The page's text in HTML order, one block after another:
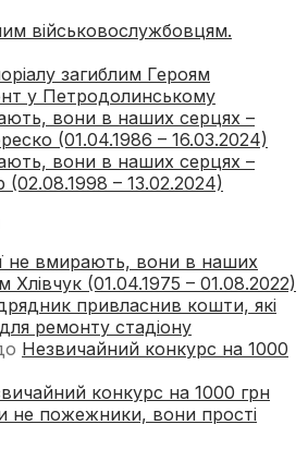
військовослужбовцям.
загиблим Героям
у Петродолинському
вони в наших серцях –
(01.04.1986 – 16.03.2024)
вони в наших серцях –
– 13.02.2024)
не вмирають, вони в наших
Хлівчук (01.04.1975 – 01.08.2022)
привласнив кошти, які
ремонту стадіону
Незвичайний конкурс на 1000
конкурс на 1000 грн
не пожежники, вони прості